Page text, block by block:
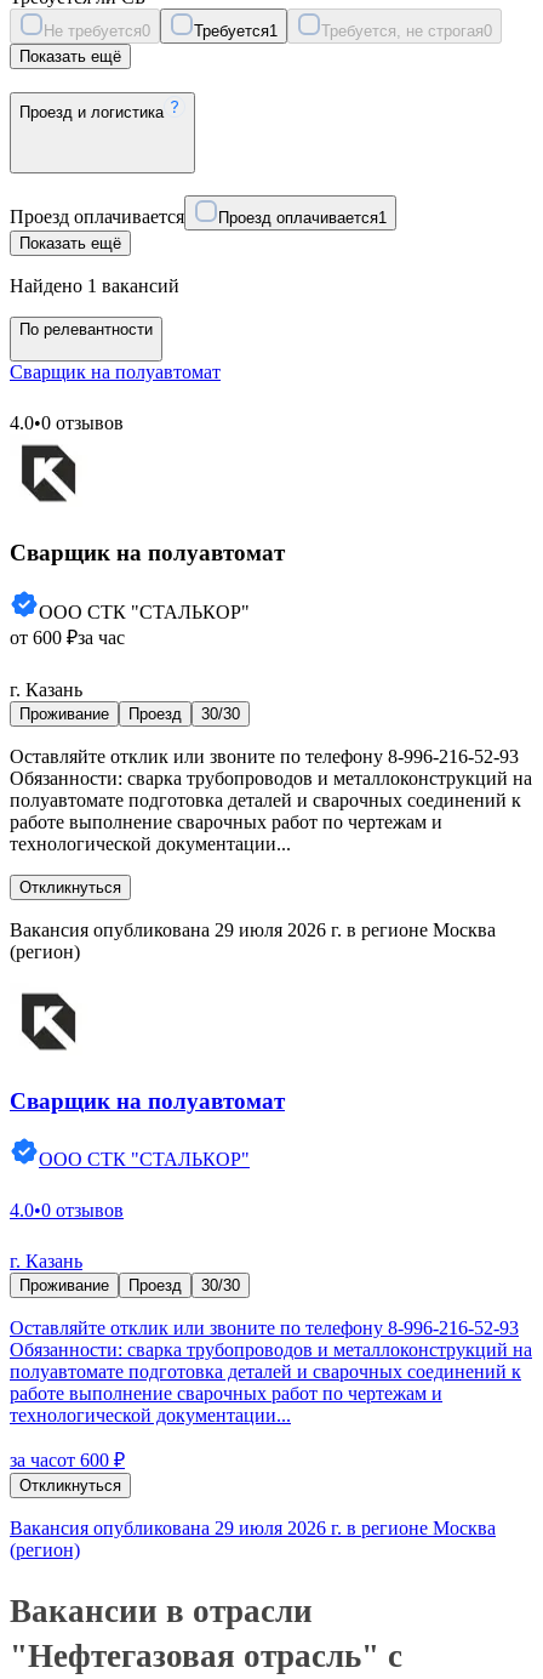
Не требуется0 Требуется1 Требуется, не строгая0
Показать ещё
Проезд и логистика
Проезд оплачивается Проезд оплачивается1
Показать ещё
Найдено 1 вакансий
По релевантности
Сварщик на полуавтомат
4.0•0 отзывов
Сварщик на полуавтомат
ООО СТК "СТАЛЬКОР"
от 600 ₽за час
г. Казань
Проживание Проезд 30/30
Оставляйте отклик или звоните по телефону 8-996-216-52-93
Обязанности: сварка трубопроводов и металлоконструкций на
полуавтомате подготовка деталей и сварочных соединений к
работе выполнение сварочных работ по чертежам и
технологической документации...
Откликнуться
Вакансия опубликована 29 июля 2026 г. в регионе Москва
(регион)
Сварщик на полуавтомат
ООО СТК "СТАЛЬКОР"
4.0•0 отзывов
г. Казань
Проживание Проезд 30/30
Оставляйте отклик или звоните по телефону 8-996-216-52-93
Обязанности: сварка трубопроводов и металлоконструкций на
полуавтомате подготовка деталей и сварочных соединений к
работе выполнение сварочных работ по чертежам и
технологической документации...
за часот 600 ₽
Откликнуться
Вакансия опубликована 29 июля 2026 г. в регионе Москва
(регион)
Вакансии в отрасли
"Нефтегазовая отрасль" с